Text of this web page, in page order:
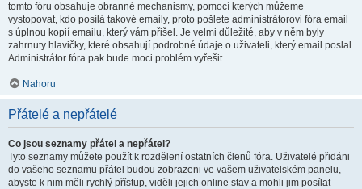
tomto fóru obsahuje obranné mechanismy, pomocí kterých můžeme
vystopovat, kdo posílá takové emaily, proto pošlete administrátorovi fóra email
s úplnou kopií emailu, který vám přišel. Je velmi důležité, aby v něm byly
zahrnuty hlavičky, které obsahují podrobné údaje o uživateli, který email poslal.
Administrátor fóra pak bude moci problém vyřešit.
Nahoru
Přátelé a nepřátelé
Co jsou seznamy přátel a nepřátel?
Tyto seznamy můžete použít k rozdělení ostatních členů fóra. Uživatelé přidáni
do vašeho seznamu přátel budou zobrazeni ve vašem uživatelském panelu,
abyste k nim měli rychlý přístup, viděli jejich online stav a mohli jim posílat